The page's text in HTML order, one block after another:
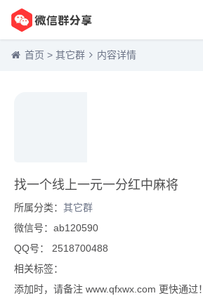
首页 > 其它群 内容详情
找一个线上一元一分红中麻将
所属分类： 其它群
微信号：ab120590
QQ号： 2518700488
相关标签：
添加时，请备注 www.qfxwx.com 更快通过！